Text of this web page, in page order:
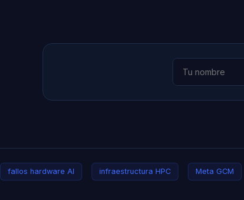
fallos hardware AI infraestructura HPC Meta GCM